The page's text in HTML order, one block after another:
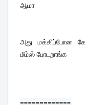
ஆமா
அது மக்கிப்போன
மீம்ஸ் போடறாங்க
=============